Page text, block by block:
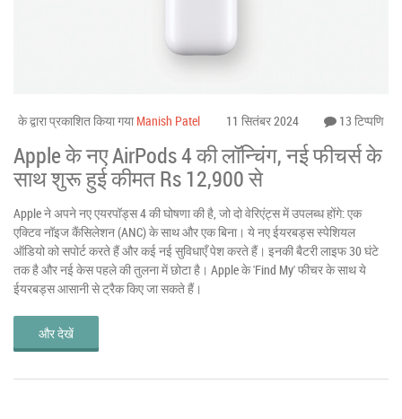
के द्वारा प्रकाशित किया गया Manish Patel 11 सितंबर 2024 13 टिप्पणि
Apple के नए AirPods 4 की लॉन्चिंग, नई फीचर्स के
साथ शुरू हुई कीमत Rs 12,900 से
Apple ने अपने नए एयरपॉड्स 4 की घोषणा की है, जो दो वेरिएंट्स में उपलब्ध होंगे: एक
एक्टिव नॉइज कैंसिलेशन (ANC) के साथ और एक बिना। ये नए ईयरबड्स स्पेशियल
ऑडियो को सपोर्ट करते हैं और कई नई सुविधाएँ पेश करते हैं। इनकी बैटरी लाइफ 30 घंटे
तक है और नई केस पहले की तुलना में छोटा है। Apple के 'Find My' फीचर के साथ ये
ईयरबड्स आसानी से ट्रैक किए जा सकते हैं।
और देखें